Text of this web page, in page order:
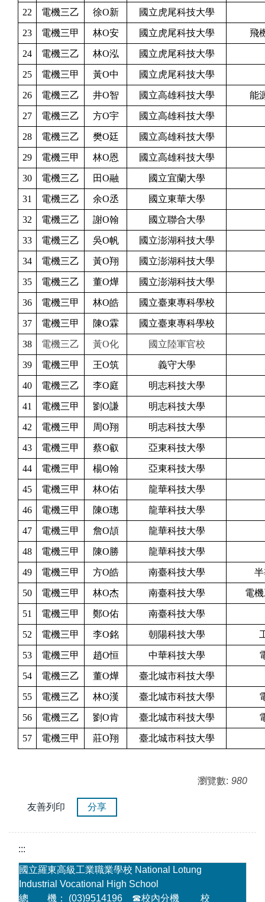
22 電機三乙 徐O新 國立虎尾科技大學
23 電機三甲 林O安 國立虎尾科技大學 飛
24 電機三乙 林O泓 國立虎尾科技大學
25 電機三甲 黃O中 國立虎尾科技大學
26 電機三乙 井O智 國立高雄科技大學 能
27 電機三乙 方O宇 國立高雄科技大學
28 電機三乙 樊O廷 國立高雄科技大學
29 電機三甲 林O恩 國立高雄科技大學
30 電機三乙 田O融 國立宜蘭大學
31 電機三乙 余O丞 國立東華大學
32 電機三乙 謝O翰 國立聯合大學
33 電機三乙 吳O帆 國立澎湖科技大學
34 電機三乙 黃O翔 國立澎湖科技大學
35 電機三乙 董O燁 國立澎湖科技大學
36 電機三甲 林O皓 國立臺東專科學校
37 電機三甲 陳O霖 國立臺東專科學校
38 電機三乙 黃O化 國立陸軍官校
39 電機三甲 王O筑 義守大學
40 電機三乙 李O庭 明志科技大學
41 電機三甲 劉O謙 明志科技大學
42 電機三甲 周O翔 明志科技大學
43 電機三甲 蔡O叡 亞東科技大學
44 電機三甲 楊O翰 亞東科技大學
45 電機三甲 林O佑 龍華科技大學
46 電機三甲 陳O璁 龍華科技大學
47 電機三甲 詹O頡 龍華科技大學
48 電機三甲 陳O勝 龍華科技大學
49 電機三甲 方O皓 南臺科技大學
50 電機三甲 林O杰 南臺科技大學 電
51 電機三甲 鄭O佑 南臺科技大學
52 電機三甲 李O銘 朝陽科技大學
53 電機三甲 趙O恒 中華科技大學
54 電機三乙 董O燁 臺北城市科技大學
55 電機三乙 林O漢 臺北城市科技大學
56 電機三乙 劉O肯 臺北城市科技大學
57 電機三甲 莊O翔 臺北城市科技大學
瀏覽數: 980
友善列印 分享
:::
國立羅東高級工業職業學校 National Lotung
Industrial Vocational High School
總 機： (03)9514196 ☎校內分機 校